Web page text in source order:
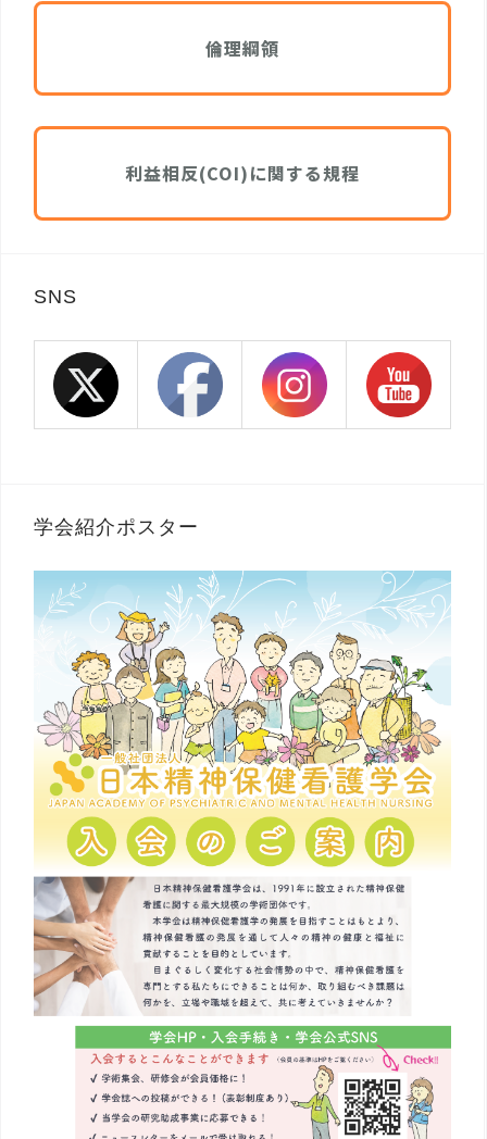
倫理綱領
利益相反(COI)に関する規程
SNS
学会紹介ポスター